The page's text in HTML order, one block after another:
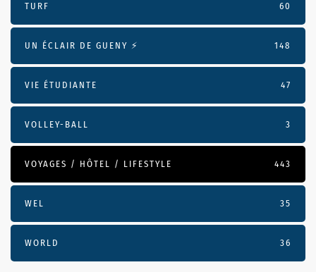
TURF 60
UN ÉCLAIR DE GUENY ⚡️ 148
VIE ÉTUDIANTE 47
VOLLEY-BALL 3
VOYAGES / HÔTEL / LIFESTYLE 443
WEL 35
WORLD 36